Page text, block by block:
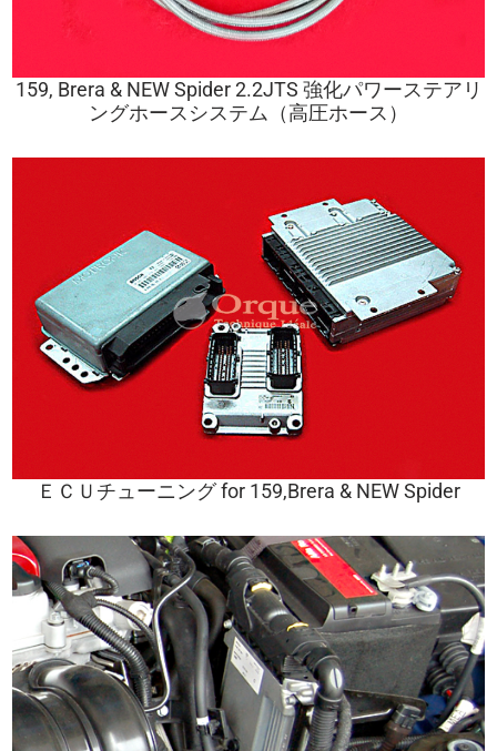
159, Brera & NEW Spider 2.2JTS 強化パワーステアリ
ングホースシステム（高圧ホース）
ＥＣＵチューニング for 159,Brera & NEW Spider